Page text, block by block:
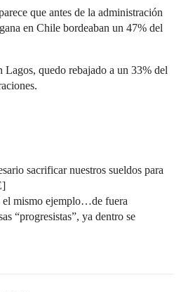
que antes de la administración
en Chile bordeaban un 47% del
Lagos, quedo rebajado a un 33% del
sacrificar nuestros sueldos para
el mismo ejemplo…de fuera
“progresistas”, ya dentro se